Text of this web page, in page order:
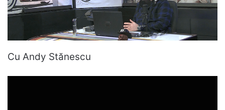
Cu Andy Stănescu